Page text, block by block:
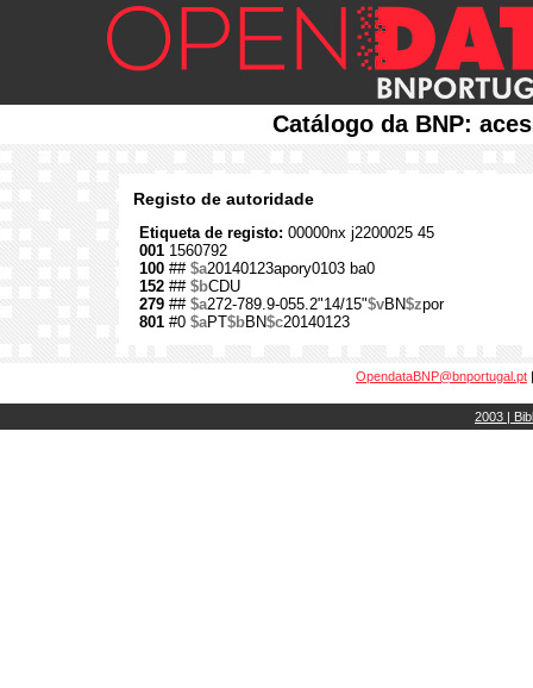
Catálogo da BNP:
Registo de autoridade
Etiqueta de registo: 00000nx j2200025 45
001 1560792
100 ## $a20140123apory0103 ba0
152 ## $bCDU
279 ## $a272-789.9-055.2"14/15"$vBN$zpor
801 #0 $aPT$bBN$c20140123
OpendataBNP@bnportugal.pt
2003 |